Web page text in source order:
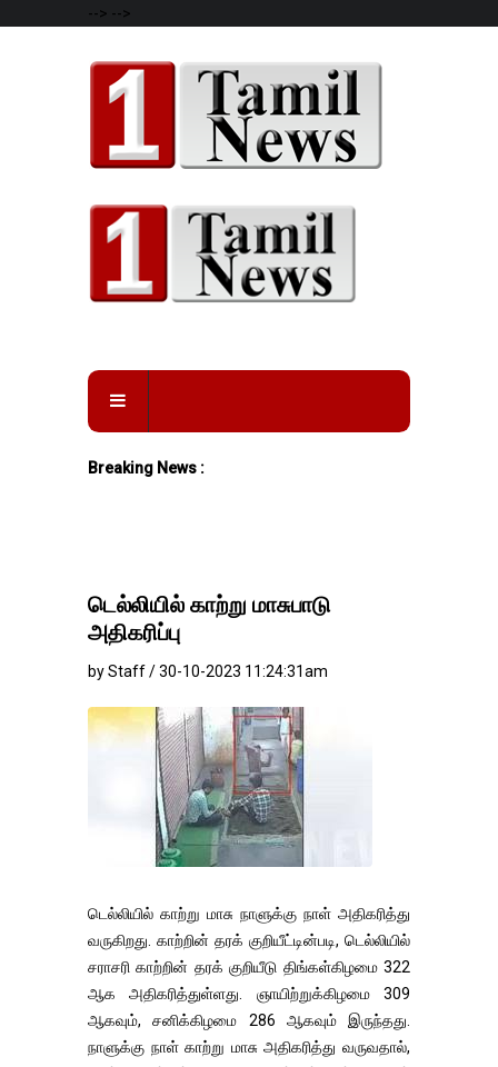
--> -->
Breaking News :
டெல்லியில் காற்று மாசுபாடு
அதிகரிப்பு
by Staff / 30-10-2023 11:24:31am
டெல்லியில் காற்று மாசு நாளுக்கு நாள் அதிகரித்து
வருகிறது. காற்றின் தரக் குறியீட்டின்படி, டெல்லியில்
சராசரி காற்றின் தரக் குறியீடு திங்கள்கிழமை 322
ஆக அதிகரித்துள்ளது. ஞாயிற்றுக்கிழமை 309
ஆகவும், சனிக்கிழமை 286 ஆகவும் இருந்தது.
நாளுக்கு நாள் காற்று மாசு அதிகரித்து வருவதால்,